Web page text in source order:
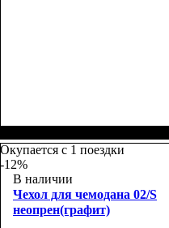
Окупается с 1 поездки
-12%
В наличии
Чехол для чемодана 02/S
неопрен(графит)